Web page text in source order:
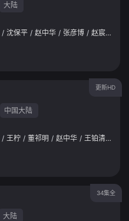
大陆
/ 沈保平 / 赵中华 / 张彦博 / 赵宸毅
更新HD
中国大陆
/ 王柠 / 董祁明 / 赵中华 / 王铂清 /
34集全
大陆